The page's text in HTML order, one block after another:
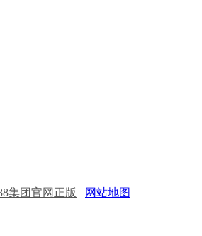
集团官网正版 网站地图